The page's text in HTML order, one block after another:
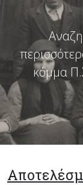
κόμμα